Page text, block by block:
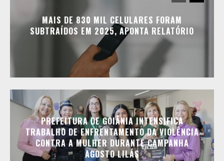
MAIS DE 830 MIL CELULARES FORAM
SUBTRAÍDOS EM 2025, APONTA RELATÓRIO
PREFEITURA DE GOIÂNIA INTENSIFICA
TRABALHO DE ENFRENTAMENTO DA VIOLÊNCIA
CONTRA A MULHER DURANTE CAMPANHA
AGOSTO LILÁS